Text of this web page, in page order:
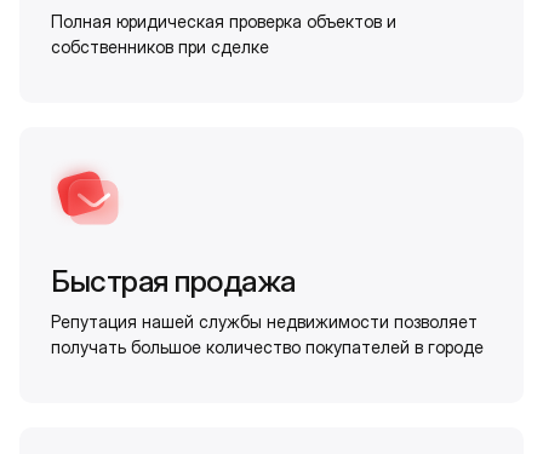
Полная юридическая проверка объектов и
собственников при сделке
Быстрая продажа
Репутация нашей службы недвижимости позволяет
получать большое количество покупателей в городе